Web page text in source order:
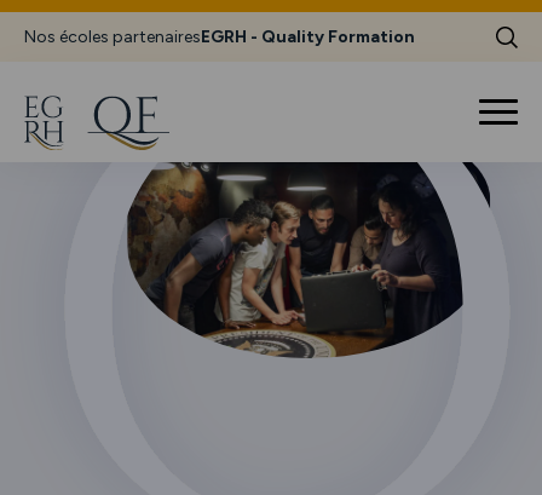
Nos écoles partenairesEGRH - Quality Formation